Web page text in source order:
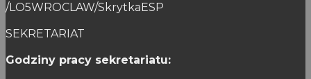
/LO5WROCLAW/SkrytkaESP
SEKRETARIAT
Godziny pracy sekretariatu: